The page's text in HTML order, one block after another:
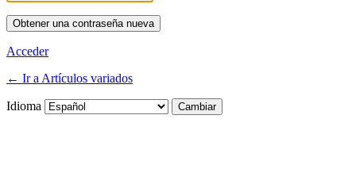
Acceder
← Ir a Artículos variados
Idioma